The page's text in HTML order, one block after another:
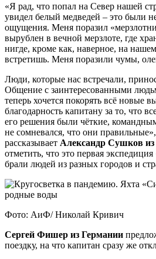
«Я рад, что попал на Север нашей
увидел белый медведей – это были
ощущения. Меня поразил
вырублен в вечной мерзлоте, где
нигде, кроме как, наверное, на
встретишь. Меня поразили чумы,
Люди, которые нас встречали,
Общение с заинтересованными
теперь хочется покорять всё новые
благодарность капитану за то, что
его решения были чёткие,
не сомневался, что они
рассказывает Александр Сушков
отметить, что это первая
брали людей из разных городов и
Фото: АиФ/ Николай Кривич
Сергей Фишер из Германии
поездку, на что капитан сразу же